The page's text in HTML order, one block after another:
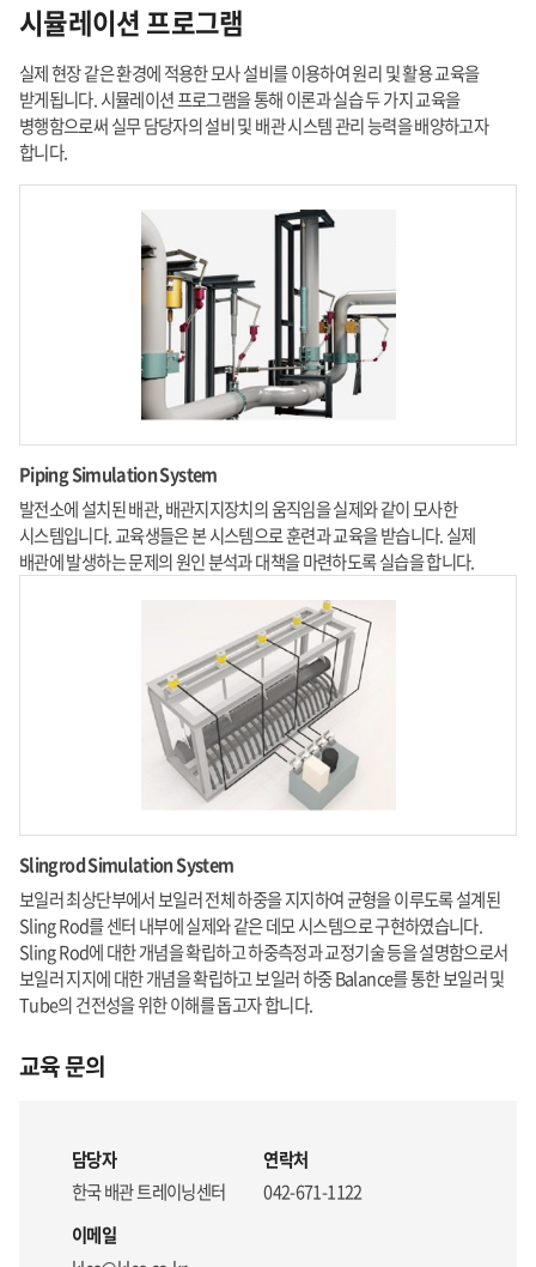
시뮬레이션 프로그램
실제 현장 같은 환경에 적용한 모사 설비를 이용하여 원리 및 활용 교육을
받게됩니다. 시뮬레이션 프로그램을 통해 이론과 실습 두 가지 교육을
병행함으로써 실무 담당자의 설비 및 배관 시스템 관리 능력을 배양하고자
합니다.
Piping Simulation System
발전소에 설치된 배관, 배관지지장치의 움직임을 실제와 같이 모사한
시스템입니다. 교육생들은 본 시스템으로 훈련과 교육을 받습니다. 실제
배관에 발생하는 문제의 원인 분석과 대책을 마련하도록 실습을 합니다.
Slingrod Simulation System
보일러 최상단부에서 보일러 전체 하중을 지지하여 균형을 이루도록 설계된
Sling Rod를 센터 내부에 실제와 같은 데모 시스템으로 구현하였습니다.
Sling Rod에 대한 개념을 확립하고 하중측정과 교정기술 등을 설명함으로서
보일러 지지에 대한 개념을 확립하고 보일러 하중 Balance를 통한 보일러 및
Tube의 건전성을 위한 이해를 돕고자 합니다.
교육 문의
담당자
한국 배관 트레이닝센터
연락처
042-671-1122
이메일